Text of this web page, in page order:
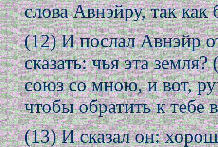
слова Авнэйру, так как
(12) И послал Авнэйр
сказать: чья эта
союз со мною, и вот,
чтобы обратить к тебе
(13) И сказал он: